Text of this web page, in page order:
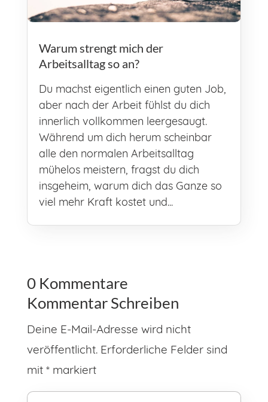
Warum strengt mich der
Arbeitsalltag so an?
Du machst eigentlich einen guten Job,
aber nach der Arbeit fühlst du dich
innerlich vollkommen leergesaugt.
Während um dich herum scheinbar
alle den normalen Arbeitsalltag
mühelos meistern, fragst du dich
insgeheim, warum dich das Ganze so
viel mehr Kraft kostet und...
0 Kommentare
Kommentar Schreiben
Deine E-Mail-Adresse wird nicht
veröffentlicht. Erforderliche Felder sind
mit *markiert